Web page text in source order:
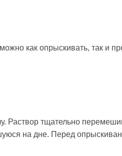
как опрыскивать, так и
Раствор тщательно
на дне. Перед